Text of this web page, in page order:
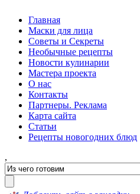
Главная
Маски для лица
Советы и Секреты
Необычные рецепты
Новости кулинарии
Мастера проекта
О нас
Контакты
Партнеры. Реклама
Карта сайта
Статьи
Рецепты новогодних блюд
,